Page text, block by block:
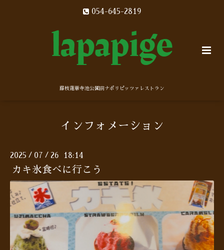
054-645-2819
藤枝蓮華寺池公園前ナポリピッツァレストラン
インフォメーション
2025 / 07 / 26 18:14
カキ氷食べに行こう